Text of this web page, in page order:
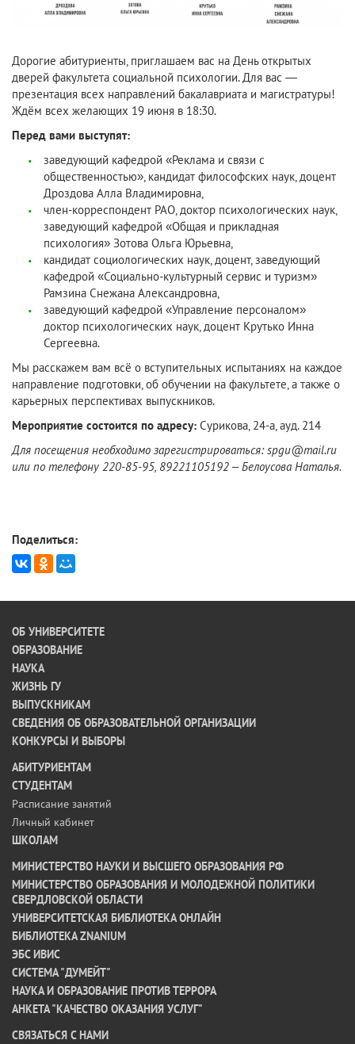
Дорогие абитуриенты, приглашаем вас на День открытых
дверей факультета социальной психологии. Для вас —
презентация всех направлений бакалавриата и магистратуры!
Ждём всех желающих 19 июня в 18:30.
Перед вами выступят:
заведующий кафедрой «Реклама и связи с
общественностью», кандидат философских наук, доцент
Дроздова Алла Владимировна,
член-корреспондент РАО, доктор психологических наук,
заведующий кафедрой «Общая и прикладная
психология» Зотова Ольга Юрьевна,
кандидат социологических наук, доцент, заведующий
кафедрой «Социально-культурный сервис и туризм»
Рамзина Снежана Александровна,
заведующий кафедрой «Управление персоналом»
доктор психологических наук, доцент Крутько Инна
Сергеевна.
Мы расскажем вам всё о вступительных испытаниях на каждое
направление подготовки, об обучении на факультете, а также о
карьерных перспективах выпускников.
Мероприятие состоится по адресу: Сурикова, 24-а, ауд. 214
Для посещения необходимо зарегистрироваться: spgu@mail.ru
или по телефону 220-85-95, 89221105192 – Белоусова Наталья.
Поделиться:
ОБ УНИВЕРСИТЕТЕ
ОБРАЗОВАНИЕ
НАУКА
ЖИЗНЬ ГУ
ВЫПУСКНИКАМ
СВЕДЕНИЯ ОБ ОБРАЗОВАТЕЛЬНОЙ ОРГАНИЗАЦИИ
КОНКУРСЫ И ВЫБОРЫ
АБИТУРИЕНТАМ
СТУДЕНТАМ
Расписание занятий
Личный кабинет
ШКОЛАМ
МИНИСТЕРСТВО НАУКИ И ВЫСШЕГО ОБРАЗОВАНИЯ РФ
МИНИСТЕРСТВО ОБРАЗОВАНИЯ И МОЛОДЕЖНОЙ ПОЛИТИКИ
СВЕРДЛОВСКОЙ ОБЛАСТИ
УНИВЕРСИТЕТСКАЯ БИБЛИОТЕКА ОНЛАЙН
БИБЛИОТЕКА ZNANIUM
ЭБС ИВИС
СИСТЕМА "ДУМЕЙТ"
НАУКА И ОБРАЗОВАНИЕ ПРОТИВ ТЕРРОРА
АНКЕТА "КАЧЕСТВО ОКАЗАНИЯ УСЛУГ"
CВЯЗАТЬСЯ С НАМИ